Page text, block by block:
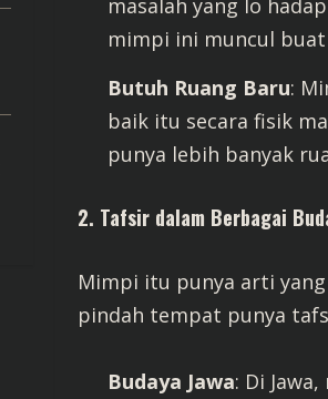
masalah yang lo
mimpi ini muncul
Butuh Ruang Baru:
baik itu secara fisik
punya lebih banyak
2. Tafsir dalam Berbagai
Mimpi itu punya arti
pindah tempat punya
Budaya Jawa: Di